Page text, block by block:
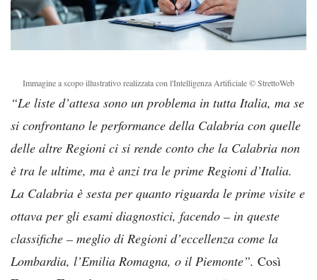
Immagine a scopo illustrativo realizzata con l'Intelligenza Artificiale © StrettoWeb
“Le liste d’attesa sono un problema in tutta Italia, ma se
si confrontano le performance della Calabria con quelle
delle altre Regioni ci si rende conto che la Calabria non
è tra le ultime, ma è anzi tra le prime Regioni d’Italia.
La Calabria è sesta per quanto riguarda le prime visite e
ottava per gli esami diagnostici, facendo – in queste
classifiche – meglio di Regioni d’eccellenza come la
Lombardia, l’Emilia Romagna, o il Piemonte”. Così